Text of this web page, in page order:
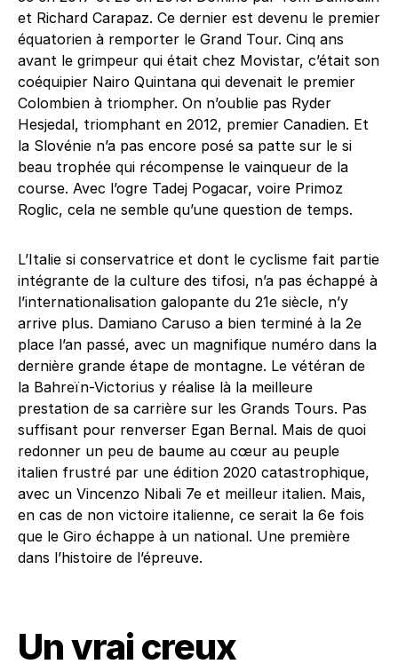
et Richard Carapaz. Ce dernier est devenu le premier
équatorien à remporter le Grand Tour. Cinq ans
avant le grimpeur qui était chez Movistar, c’était son
coéquipier Nairo Quintana qui devenait le premier
Colombien à triompher. On n’oublie pas Ryder
Hesjedal, triomphant en 2012, premier Canadien. Et
la Slovénie n’a pas encore posé sa patte sur le si
beau trophée qui récompense le vainqueur de la
course. Avec l’ogre Tadej Pogacar, voire Primoz
Roglic, cela ne semble qu’une question de temps.
L’Italie si conservatrice et dont le cyclisme fait partie
intégrante de la culture des tifosi, n’a pas échappé à
l’internationalisation galopante du 21e siècle, n’y
arrive plus. Damiano Caruso a bien terminé à la 2e
place l’an passé, avec un magnifique numéro dans la
dernière grande étape de montagne. Le vétéran de
la Bahreïn-Victorius y réalise là la meilleure
prestation de sa carrière sur les Grands Tours. Pas
suffisant pour renverser Egan Bernal. Mais de quoi
redonner un peu de baume au cœur au peuple
italien frustré par une édition 2020 catastrophique,
avec un Vincenzo Nibali 7e et meilleur italien. Mais,
en cas de non victoire italienne, ce serait la 6e fois
que le Giro échappe à un national. Une première
dans l’histoire de l’épreuve.
Un vrai creux